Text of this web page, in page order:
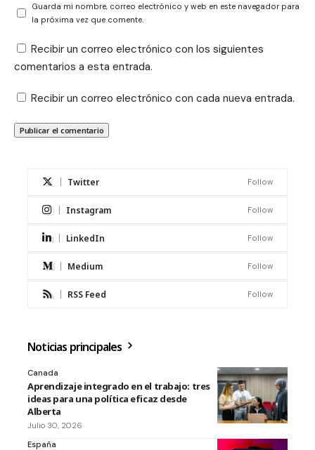
Guarda mi nombre, correo electrónico y web en este navegador para
la próxima vez que comente.
Recibir un correo electrónico con los siguientes
comentarios a esta entrada.
Recibir un correo electrónico con cada nueva entrada.
Twitter Follow
Instagram Follow
LinkedIn Follow
Medium Follow
RSS Feed Follow
Noticias principales
Canada
Aprendizaje integrado en el trabajo: tres
ideas para una política eficaz desde
Alberta
Julio 30, 2026
España